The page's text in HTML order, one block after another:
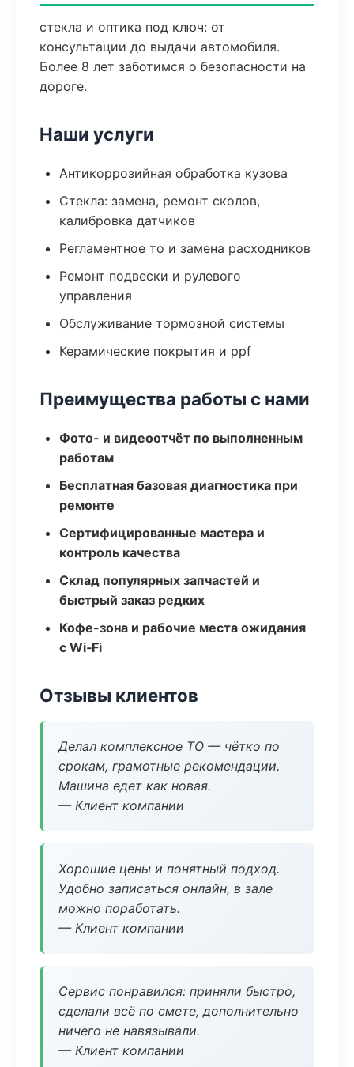
стекла и оптика под ключ: от
консультации до выдачи автомобиля.
Более 8 лет заботимся о безопасности на
дороге.
Наши услуги
Антикоррозийная обработка кузова
Стекла: замена, ремонт сколов,
калибровка датчиков
Регламентное то и замена расходников
Ремонт подвески и рулевого
управления
Обслуживание тормозной системы
Керамические покрытия и ppf
Преимущества работы с нами
Фото- и видеоотчёт по выполненным
работам
Бесплатная базовая диагностика при
ремонте
Сертифицированные мастера и
контроль качества
Склад популярных запчастей и
быстрый заказ редких
Кофе-зона и рабочие места ожидания
с Wi‑Fi
Отзывы клиентов
Делал комплексное ТО — чётко по
срокам, грамотные рекомендации.
Машина едет как новая.
— Клиент компании
Хорошие цены и понятный подход.
Удобно записаться онлайн, в зале
можно поработать.
— Клиент компании
Сервис понравился: приняли быстро,
сделали всё по смете, дополнительно
ничего не навязывали.
— Клиент компании